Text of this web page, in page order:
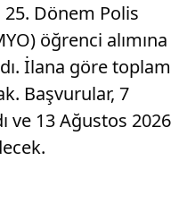
25. Dönem Polis
öğrenci alımına
İlana göre toplam
Başvurular, 7
ve 13 Ağustos 2026